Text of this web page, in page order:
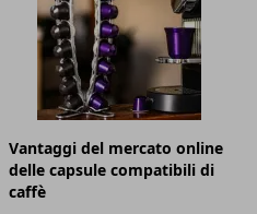
Vantaggi del mercato online
delle capsule compatibili di
caffè